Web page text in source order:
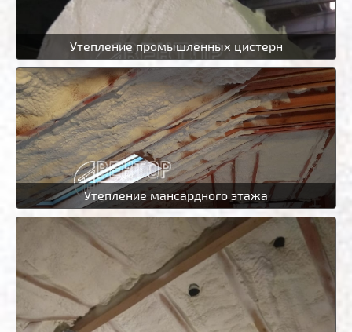
Утепление промышленных цистерн
Утепление мансардного этажа